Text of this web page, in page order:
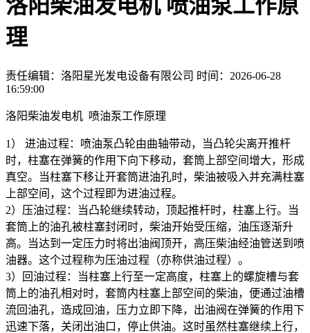
洛阳柴油发电机 喷油泵工作原
理
责任编辑：洛阳星光发电设备有限公司 时间：2026-06-28
16:59:00
洛阳柴油发电机 喷油泵工作原理
1） 进油过程：喷油泵凸轮由曲轴带动，当凸轮尖离开推杆
时，柱塞在弹簧的作用下向下移动，套筒上部空间增大，形成
真空。当柱塞下移让开套筒进油孔时，柴油被吸入并充满柱塞
上部空间，这个过程即为进油过程。
2）压油过程：当凸轮继续转动，顶起推杆时，柱塞上行。当
套筒上的油孔被柱塞封闭时，柴油开始受压缩，油压逐渐升
高。当达到一定压力时将出油阀顶开，高压柴油经油管送到喷
油器。这个过程称为压油过程（亦称供油过程）。
3）回油过程：当柱塞上行至一定高度，柱塞上的螺旋槽与套
筒上的油孔相对时，套筒内柱塞上部空间的柴油，便通过油槽
流回油孔，造成回油，压力立即下降，出油阀在弹簧的作用下
迅速下落，关闭出油口，停止供油。这时虽然柱塞继续上行，